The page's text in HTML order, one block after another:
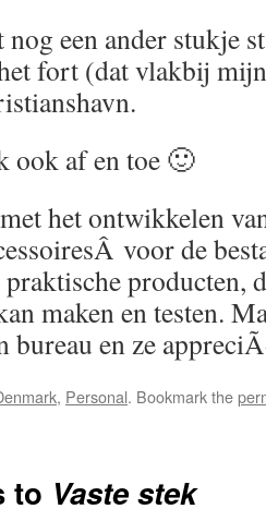
een ander stukje
fort (dat vlakbij
ook af en toe 🙂
het ontwikkelen
voor de
producten,
maken en testen.
bureau en ze
, Personal. Bookmark the
to Vaste stek